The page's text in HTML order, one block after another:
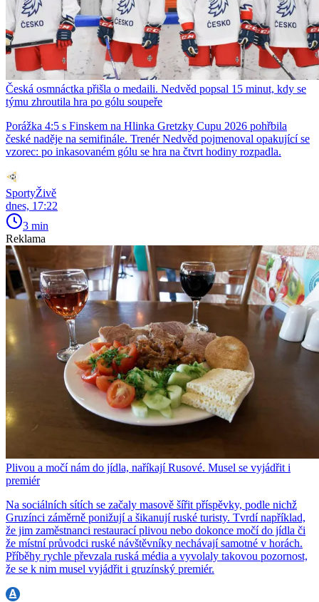
Česká osmnáctka přišla o medaili. Nedvěd popsal 15 minut, kdy se
týmu zhroutila hra po gólu soupeře
Porážka 4:5 s Finskem na Hlinka Gretzky Cupu 2026 pohřbila
české naděje na semifinále. Trenér Nedvěd pojmenoval opakující se
vzorec: po inkasovaném gólu se hra na čtvrt hodiny rozpadla.
SportyŽivě
dnes, 17:22
3 min
Reklama
Plivou a močí nám do jídla, naříkají Rusové. Musel se vyjádřit i
premiér
Na sociálních sítích se začaly masově šířit příspěvky, podle nichž
Gruzínci záměrně ponižují a šikanují ruské turisty. Tvrdí například,
že jim zaměstnanci restaurací plivou nebo dokonce močí do jídla či
že místní průvodci ruské návštěvníky nechávají samotné v horách.
Příběhy rychle převzala ruská média a vyvolaly takovou pozornost,
že se k nim musel vyjádřit i gruzínský premiér.